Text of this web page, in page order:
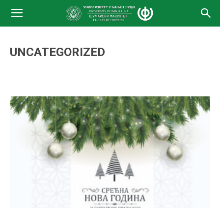
UNCATEGORIZED